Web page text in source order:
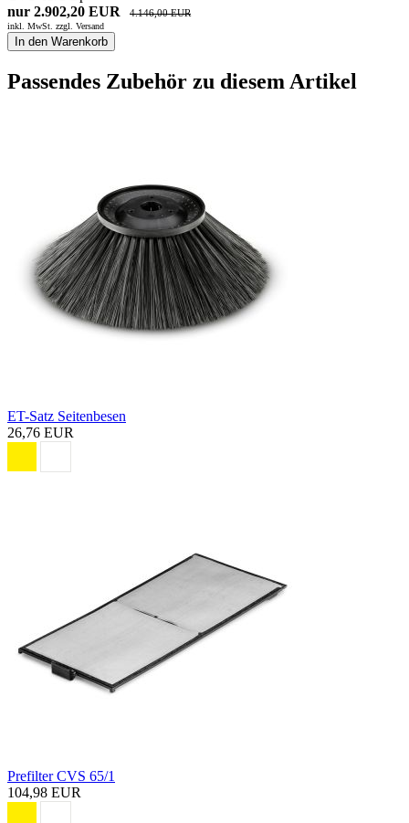
nur 2.902,20 EUR
4.146,00 EUR
inkl. MwSt. zzgl. Versand
In den Warenkorb
Passendes Zubehör zu diesem Artikel
ET-Satz Seitenbesen
26,76 EUR
Prefilter CVS 65/1
104,98 EUR